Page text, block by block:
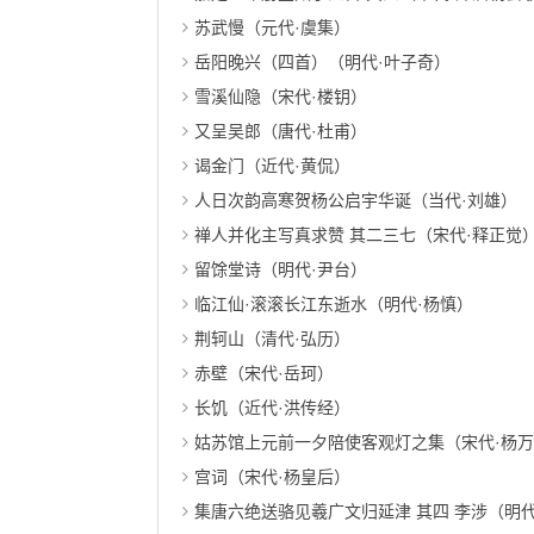
苏武慢（元代·虞集）
岳阳晚兴（四首）（明代·叶子奇）
雪溪仙隐（宋代·楼钥）
又呈吴郎（唐代·杜甫）
谒金门（近代·黄侃）
人日次韵高寒贺杨公启宇华诞（当代·刘雄）
禅人并化主写真求赞 其二三七（宋代·释正觉）
留馀堂诗（明代·尹台）
临江仙·滚滚长江东逝水（明代·杨慎）
荆轲山（清代·弘历）
赤壁（宋代·岳珂）
长饥（近代·洪传经）
姑苏馆上元前一夕陪使客观灯之集（宋代·杨万
宫词（宋代·杨皇后）
集唐六绝送骆见羲广文归延津 其四 李涉（明代